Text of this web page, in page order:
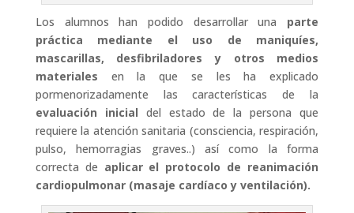
Los alumnos han podido desarrollar una parte
práctica mediante el uso de maniquíes,
mascarillas, desfibriladores y otros medios
materiales en la que se les ha explicado
pormenorizadamente las características de la
evaluación inicial del estado de la persona que
requiere la atención sanitaria (consciencia, respiración,
pulso, hemorragias graves..) así como la forma
correcta de aplicar el protocolo de reanimación
cardiopulmonar (masaje cardíaco y ventilación).